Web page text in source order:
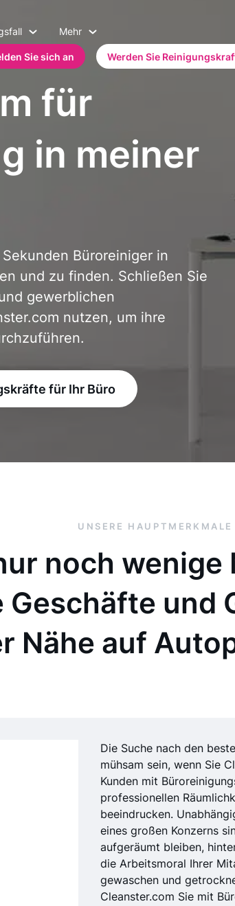
Mehr
Sie sich an Werden Sie
für
in meiner
Büroreiniger in
und zu finden. Schließen Sie
gewerblichen
nutzen, um ihre
für Ihr Büro
UNSERE HAUPTMERKMALE
noch wenige
und
Nähe auf
Die Suche nach den
mühsam sein, wenn Sie
Kunden mit
professionellen
beeindrucken.
eines großen Konzerns
aufgeräumt bleiben,
die Arbeitsmoral Ihrer
gewaschen und
Cleanster.com Sie mit